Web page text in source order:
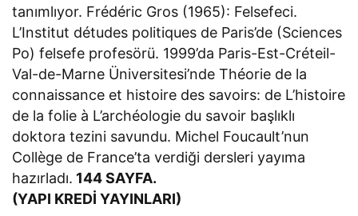
tanımlıyor. Frédéric Gros (1965): Felsefeci.
L’Institut détudes politiques de Paris’de (Sciences
Po) felsefe profesörü. 1999’da Paris-Est-Créteil-
Val-de-Marne Üniversitesi’nde Théorie de la
connaissance et histoire des savoirs: de L’histoire
de la folie à L’archéologie du savoir başlıklı
doktora tezini savundu. Michel Foucault’nun
Collège de France’ta verdiği dersleri yayıma
hazırladı. 144 SAYFA.
(YAPI KREDİ YAYINLARI)